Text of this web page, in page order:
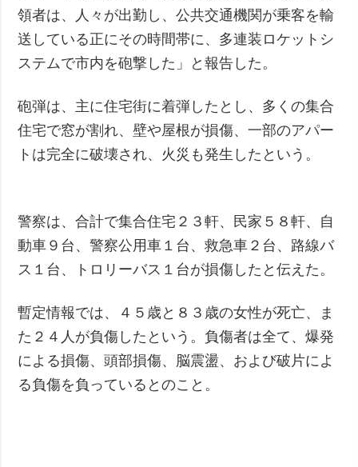
領者は、人々が出勤し、公共交通機関が乗客を輸
送している正にその時間帯に、多連装ロケットシ
ステムで市内を砲撃した」と報告した。
砲弾は、主に住宅街に着弾したとし、多くの集合
住宅で窓が割れ、壁や屋根が損傷、一部のアパー
トは完全に破壊され、火災も発生したという。
警察は、合計で集合住宅２３軒、民家５８軒、自
動車９台、警察公用車１台、救急車２台、路線バ
ス１台、トロリーバス１台が損傷したと伝えた。
暫定情報では、４５歳と８３歳の女性が死亡、ま
た２４人が負傷したという。負傷者は全て、爆発
による損傷、頭部損傷、脳震盪、および破片によ
る負傷を負っているとのこと。